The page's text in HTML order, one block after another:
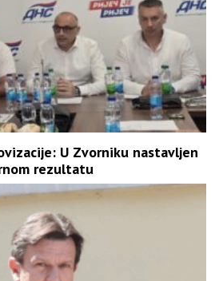
U Zvorniku nastavljen
rezultatu